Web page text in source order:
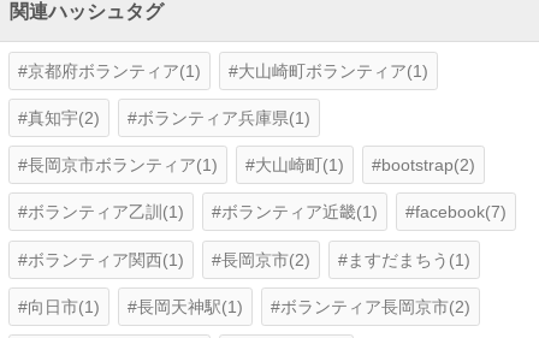
関連ハッシュタグ
京都府ボランティア(1) 大山崎町ボランティア(1)
真知宇(2) ボランティア兵庫県(1)
長岡京市ボランティア(1) 大山崎町(1) bootstrap(2)
ボランティア乙訓(1) ボランティア近畿(1) facebook(7)
ボランティア関西(1) 長岡京市(2) ますだまちう(1)
向日市(1) 長岡天神駅(1) ボランティア長岡京市(2)